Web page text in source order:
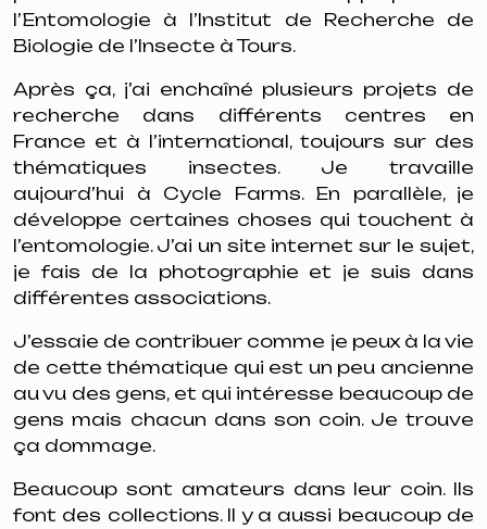
l’Entomologie à l’Institut de Recherche de
Biologie de l’Insecte à Tours.
Après ça, j’ai enchaîné plusieurs projets de
recherche dans différents centres en
France et à l’international, toujours sur des
thématiques insectes. Je travaille
aujourd’hui à Cycle Farms. En parallèle, je
développe certaines choses qui touchent à
l’entomologie. J’ai un site internet sur le sujet,
je fais de la photographie et je suis dans
différentes associations.
J’essaie de contribuer comme je peux à la vie
de cette thématique qui est un peu ancienne
au vu des gens, et qui intéresse beaucoup de
gens mais chacun dans son coin. Je trouve
ça dommage.
Beaucoup sont amateurs dans leur coin. Ils
font des collections. Il y a aussi beaucoup de